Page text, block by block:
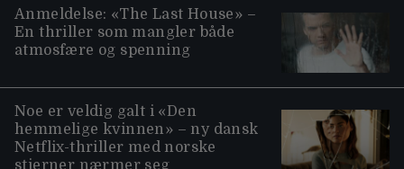
Anmeldelse: «The Last House» –
En thriller som mangler både
atmosfære og spenning
Noe er veldig galt i «Den
hemmelige kvinnen» – ny dansk
Netflix-thriller med norske
stjerner nærmer seg